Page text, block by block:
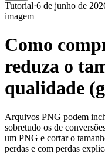
Tutorial·6 de junho de
imagem
Como
reduza o
qualidade
Arquivos PNG podem
sobretudo os de
um PNG e cortar o
perdas e com perdas